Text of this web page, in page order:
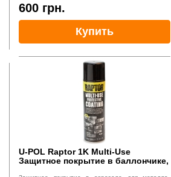
600 грн.
Купить
U-POL Raptor 1K Multi-Use
Защитное покрытие в баллончике,